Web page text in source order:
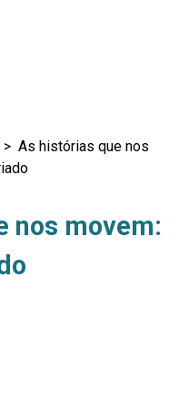
> As histórias que nos
nos movem: